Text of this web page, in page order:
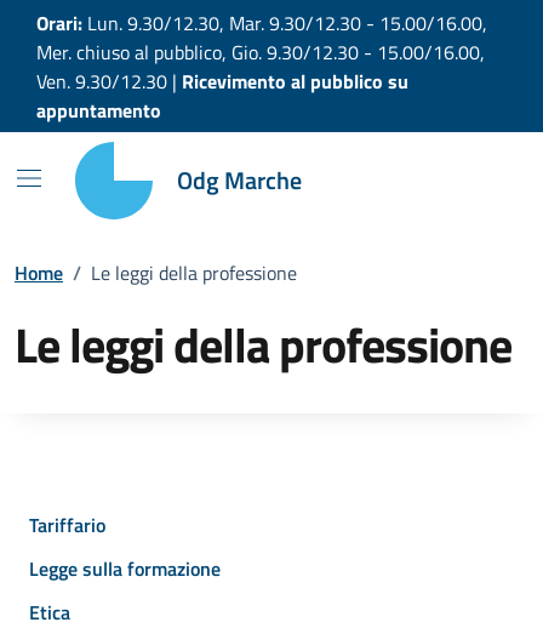
Vai ai contenuti
Vai al footer
Orari: Lun. 9.30/12.30, Mar. 9.30/12.30 - 15.00/16.00,
Mer. chiuso al pubblico, Gio. 9.30/12.30 - 15.00/16.00,
Ven. 9.30/12.30 | Ricevimento al pubblico su
appuntamento
Odg Marche
Home / Le leggi della professione
Le leggi della professione
Tariffario
Legge sulla formazione
Etica